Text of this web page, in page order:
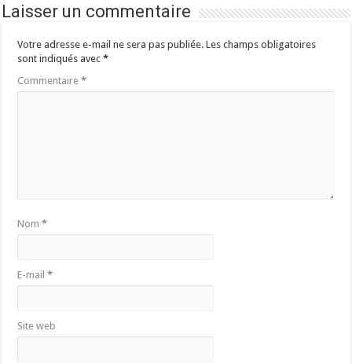
Laisser un commentaire
Votre adresse e-mail ne sera pas publiée. Les champs obligatoires
sont indiqués avec*
Commentaire*
Nom*
E-mail*
Site web